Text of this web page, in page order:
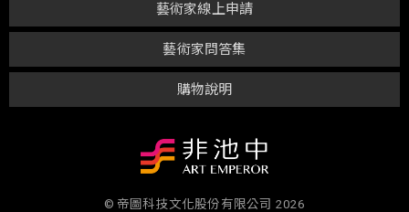
購物說明
藝術家問答集
藝術家線上申請
© 帝圖科技文化股份有限公司 2026